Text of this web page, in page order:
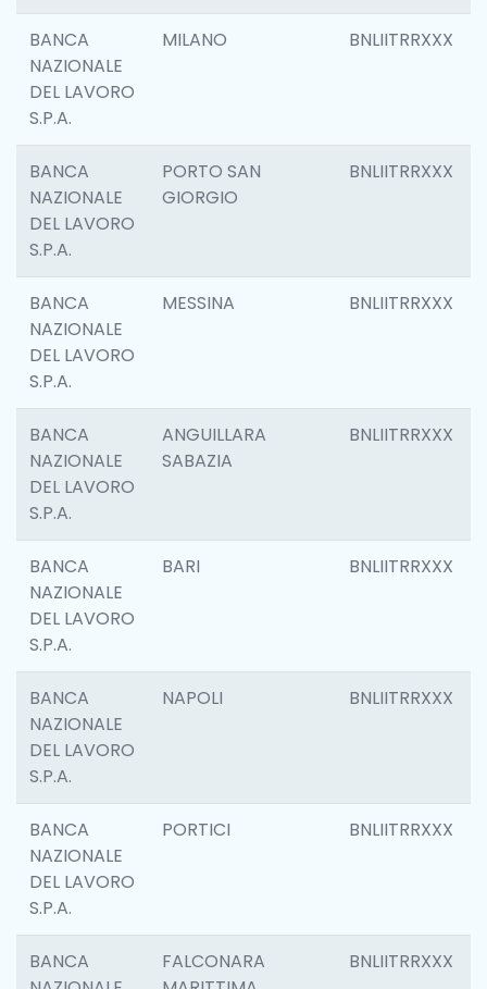
BANCA
NAZIONALE
DEL LAVORO
S.P.A.
MILANO BNLIITRRXXX
BANCA
NAZIONALE
DEL LAVORO
S.P.A.
PORTO SAN
GIORGIO
BNLIITRRXXX
BANCA
NAZIONALE
DEL LAVORO
S.P.A.
MESSINA BNLIITRRXXX
BANCA
NAZIONALE
DEL LAVORO
S.P.A.
ANGUILLARA
SABAZIA
BNLIITRRXXX
BANCA
NAZIONALE
DEL LAVORO
S.P.A.
BARI BNLIITRRXXX
BANCA
NAZIONALE
DEL LAVORO
S.P.A.
NAPOLI BNLIITRRXXX
BANCA
NAZIONALE
DEL LAVORO
S.P.A.
PORTICI BNLIITRRXXX
BANCA
FALCONARA
BNLIITRRXXX